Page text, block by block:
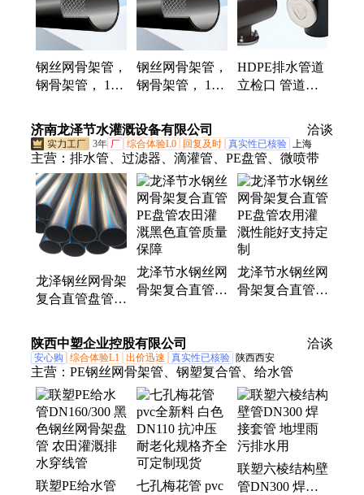
钢丝网骨架管，
钢骨架管， 12
中通管业
钢丝网骨架管，
钢骨架管， 12
中通管业
HDPE排水管道
立检口 管道便
济南龙泽节水灌溉设备有限公司 洽谈
3年 厂 综合体验L0 回复及时 真实性已核验 上海
主营： 排水管、过滤器、滴灌管、PE盘管、微喷带
龙泽钢丝网骨架
复合直管盘管供
耐用支持定制
龙泽节水钢丝网
骨架复合直管
保障
龙泽节水钢丝网
骨架复合直管
陕西中塑企业控股有限公司 洽谈
安心购 综合体验L1 出价迅速 真实性已核验 陕西西安
主营： PE钢丝网骨架管、钢塑复合管、给水管
联塑PE给水管
七孔梅花管 pvc
联塑六棱结构壁
管DN300 焊接